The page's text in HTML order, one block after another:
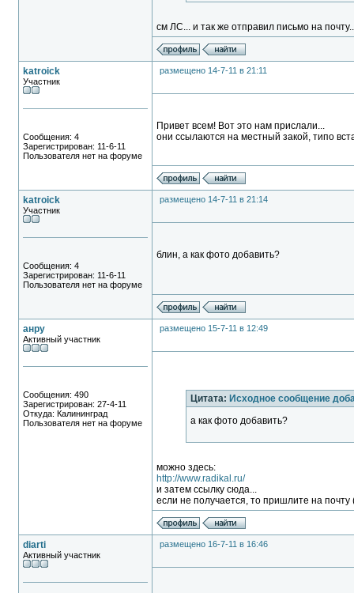
см ЛС... и так же отправил письмо на
katroick
Участник
Сообщения: 4
Зарегистрирован: 11-6-11
Пользователя нет на форуме
размещено 14-7-11 в 21:11
Привет всем! Вот это нам прислали...
они ссылаются на местный закой, типо
katroick
Участник
Сообщения: 4
Зарегистрирован: 11-6-11
Пользователя нет на форуме
размещено 14-7-11 в 21:14
блин, а как фото добавить?
анру
Активный участник
Сообщения: 490
Зарегистрирован: 27-4-11
Откуда: Калининград
Пользователя нет на форуме
размещено 15-7-11 в 12:49
Цитата: Исходное сообщение
а как фото добавить?
можно здесь:
http://www.radikal.ru/
и затем ссылку сюда...
если не получается, то пришлите на
diarti
Активный участник
размещено 16-7-11 в 16:46